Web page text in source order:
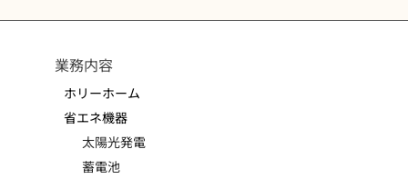
業務内容
ホリーホーム
省エネ機器
太陽光発電
蓄電池